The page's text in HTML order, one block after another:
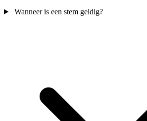
Wanneer is een stem geldig?